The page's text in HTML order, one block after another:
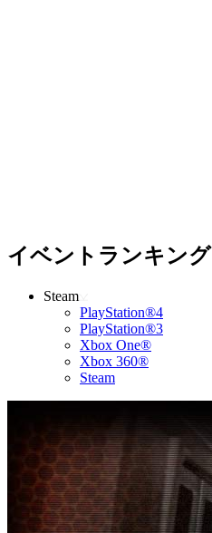
イベントランキング
Steam
PlayStation®4
PlayStation®3
Xbox One®
Xbox 360®
Steam